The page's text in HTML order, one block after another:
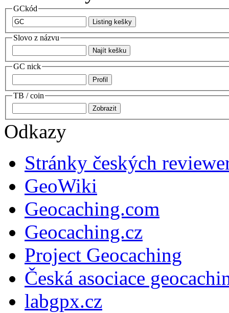
GCkód
Slovo z názvu
GC nick
TB / coin
Odkazy
Stránky českých
GeoWiki
Geocaching.com
Geocaching.cz
Project Geocaching
Česká asociace
labgpx.cz